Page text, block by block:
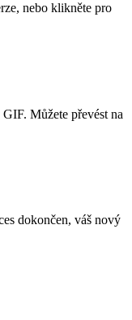
nebo klikněte pro
Můžete převést na
dokončen, váš nový